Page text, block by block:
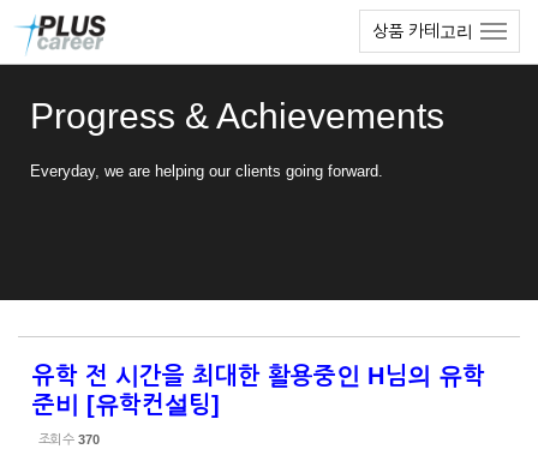
상품 카테고리
Progress & Achievements
Everyday, we are helping our clients going forward.
유학 전 시간을 최대한 활용중인 H님의 유학
준비 [유학컨설팅]
조회 수 370